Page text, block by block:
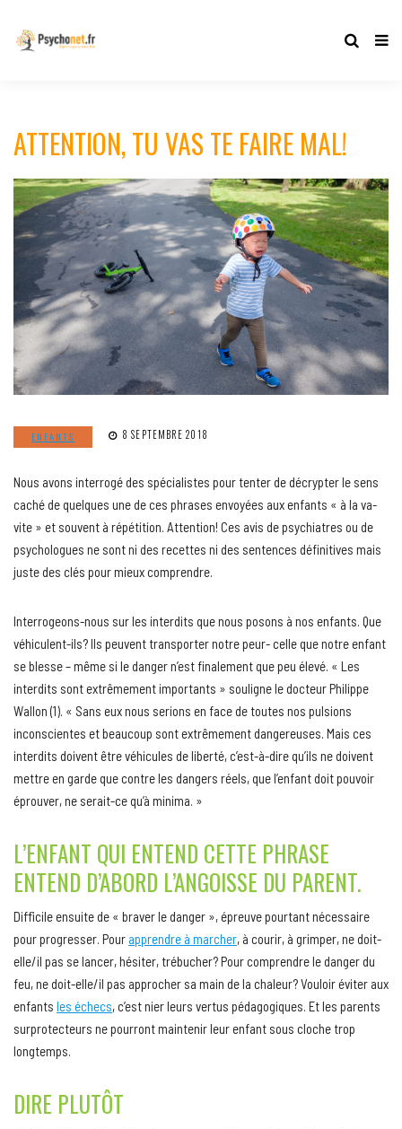
ATTENTION, TU VAS TE FAIRE MAL!
ENFANTS 8 SEPTEMBRE 2018
Nous avons interrogé des spécialistes pour tenter de décrypter le sens
caché de quelques une de ces phrases envoyées aux enfants « à la va-
vite » et souvent à répétition. Attention! Ces avis de psychiatres ou de
psychologues ne sont ni des recettes ni des sentences définitives mais
juste des clés pour mieux comprendre.
Interrogeons-nous sur les interdits que nous posons à nos enfants. Que
véhiculent-ils? Ils peuvent transporter notre peur- celle que notre enfant
se blesse – même si le danger n’est finalement que peu élevé. « Les
interdits sont extrêmement importants » souligne le docteur Philippe
Wallon (1). « Sans eux nous serions en face de toutes nos pulsions
inconscientes et beaucoup sont extrêmement dangereuses. Mais ces
interdits doivent être véhicules de liberté, c’est-à-dire qu’ils ne doivent
mettre en garde que contre les dangers réels, que l’enfant doit pouvoir
éprouver, ne serait-ce qu’à minima. »
L’ENFANT QUI ENTEND CETTE PHRASE
ENTEND D’ABORD L’ANGOISSE DU PARENT.
Difficile ensuite de « braver le danger », épreuve pourtant nécessaire
pour progresser. Pour apprendre à marcher, à courir, à grimper, ne doit-
elle/il pas se lancer, hésiter, trébucher? Pour comprendre le danger du
feu, ne doit-elle/il pas approcher sa main de la chaleur? Vouloir éviter aux
enfants les échecs, c’est nier leurs vertus pédagogiques. Et les parents
surprotecteurs ne pourront maintenir leur enfant sous cloche trop
longtemps.
DIRE PLUTÔT